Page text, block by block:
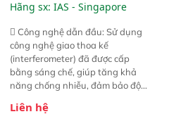
Hãng sx: IAS - Singapore
 Công nghệ dẫn đầu: Sử dụng
công nghệ giao thoa kế
(interferometer) đã được cấp
bằng sáng chế, giúp tăng khả
năng chống nhiễu, đảm bảo độ
Phạm vi ứng dụng rộng: Đáp ứng
Liên hệ